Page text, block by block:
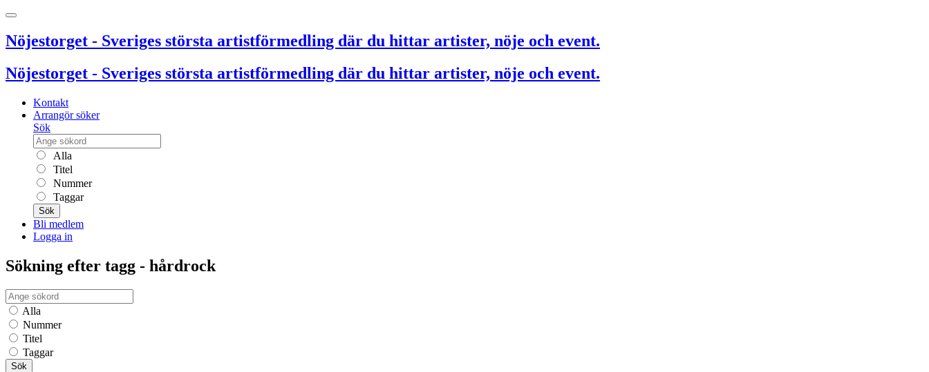
Nöjestorget - Sveriges största artistförmedling där du hittar artister, nöje och event.
Nöjestorget - Sveriges största artistförmedling där du hittar artister, nöje och event.
Kontakt
Arrangör söker
Sök
Alla
Titel
Nummer
Taggar
Sök
Bli medlem
Logga in
Sökning efter tagg - hårdrock
Alla
Nummer
Titel
Taggar
Sök